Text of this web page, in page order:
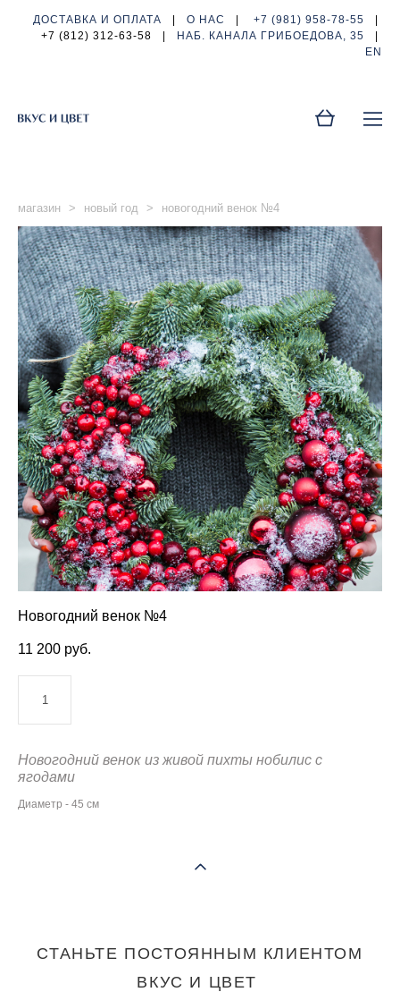
ДОСТАВКА И ОПЛАТА О НАС +7 (981) 958-78-55
+7 (812) 312-63-58
НАБ. КАНАЛА ГРИБОЕДОВА, 35
EN
магазин > новый год > новогодний венок №4
Новогодний венок №4
11 200 pуб.
Новогодний венок из живой пихты нобилис с
ягодами
Диаметр - 45 см
СТАНЬТЕ ПОСТОЯННЫМ КЛИЕНТОМ
ВКУС И ЦВЕТ